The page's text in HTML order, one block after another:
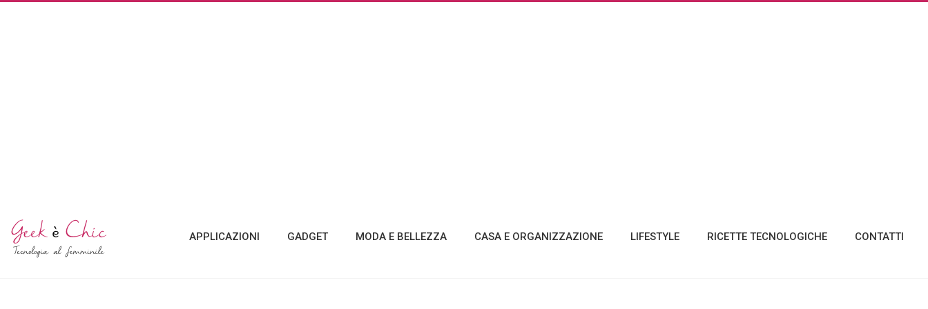
APPLICAZIONI GADGET MODA E BELLEZZA CASA E ORGANIZZAZIONE LIFESTYLE RICETTE TECNOLOGICHE CONTATTI